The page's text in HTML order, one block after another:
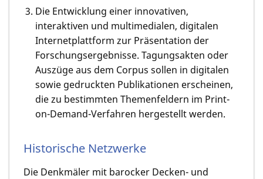
Die Entwicklung einer innovativen,
interaktiven und multimedialen, digitalen
Internetplattform zur Präsentation der
Forschungsergebnisse. Tagungsakten oder
Auszüge aus dem Corpus sollen in digitalen
sowie gedruckten Publikationen erscheinen,
die zu bestimmten Themenfeldern im Print-
on-Demand-Verfahren hergestellt werden.
Historische Netzwerke
Die Denkmäler mit barocker Decken- und